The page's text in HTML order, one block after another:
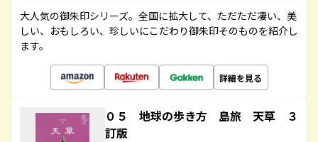
大人気の御朱印シリーズ。全国に拡大して、ただただ凄い、美
しい、おもしろい、珍しいにこだわり御朱印そのものを紹介し
ます。
詳細を見る
０５ 地球の歩き方 島旅 天草 ３
訂版